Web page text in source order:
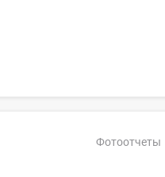
Фотоотчеты